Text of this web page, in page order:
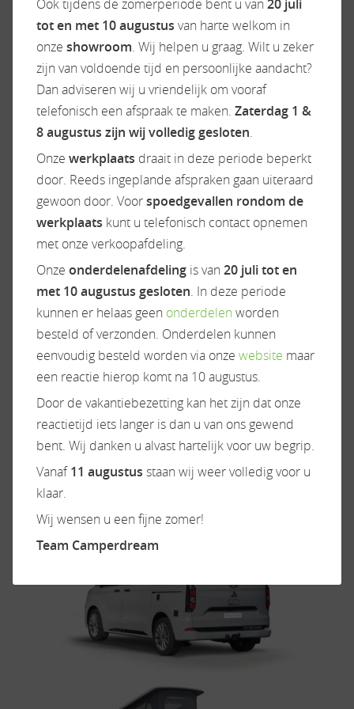
ontwikkeld bij Westafalia (een onderdeel van de
Rapido Group). deze camper is geschikt voor
dagelijks gebruik en een goed alternatief voor de
VW California. De CITY is in 2 uitvoeringen te
verkrijgen de CITY CAMP en CAP LAND, de CITY
CAMP heeft een lengte van 5.05 en standaard 2
schuifdeuren, 4 slaapplaatsen en een Pop-Up
dak en is verder rijkelijk uitgerust. De CAP LAND
heeft een lengte van 5,45 meter en is standaard
uitgevoerd met een toilet, douche, 2
schuifdeuren en 4 slaapplaatsen. In een
handomdraai maakt u van de achterbank 2
slaapplaatsen automatisch zonder inspanning
van de bank een 2 persoonsbed. Deze camper is
ook verkrijgbaar in Benzine Hybride PHEV met
maar liefst 227 Pk en 4×4
Ook tijdens de zomerperiode bent u van 20 juli
tot en met 10 augustus van harte welkom in
onze showroom. Wij helpen u graag. Wilt u zeker
zijn van voldoende tijd en persoonlijke aandacht?
Dan adviseren wij u vriendelijk om vooraf
telefonisch een afspraak te maken. Zaterdag 1 &
8 augustus zijn wij volledig gesloten.
Onze werkplaats draait in deze periode beperkt
door. Reeds ingeplande afspraken gaan uiteraard
gewoon door. Voorspoedgevallen rondom de
werkplaats kunt u telefonisch contact opnemen
met onze verkoopafdeling.
Onze onderdelenafdeling is van 20 juli tot en
met 10 augustus gesloten. In deze periode
kunnen er helaas geen onderdelen worden
besteld of verzonden. Onderdelen kunnen
eenvoudig besteld worden via onze website maar
een reactie hierop komt na 10 augustus.
Door de vakantiebezetting kan het zijn dat onze
reactietijd iets langer is dan u van ons gewend
bent. Wij danken u alvast hartelijk voor uw begrip.
Vanaf11 augustus staan wij weer volledig voor u
klaar.
Wij wensen u een fijne zomer!
Team Camperdream